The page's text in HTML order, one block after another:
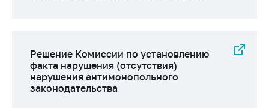
Решение Комиссии по установлению
факта нарушения (отсутствия)
нарушения антимонопольного
законодательства